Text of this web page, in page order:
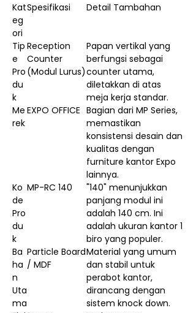
Kat
eg
ori
Spesifikasi Detail Tambahan
Tip
e
Pro
du
k
Reception
Counter
(Modul Lurus)
Papan vertikal yang
berfungsi sebagai
counter utama,
diletakkan di atas
meja kerja standar.
Me
rek
EXPO OFFICE Bagian dari MP Series,
memastikan
konsistensi desain dan
kualitas dengan
furniture kantor Expo
lainnya.
Ko
de
Pro
du
k
MP-RC 140
"140" menunjukkan
panjang modul ini
adalah 140 cm. Ini
adalah ukuran kantor 1
biro yang populer.
Ba
ha
n
Uta
ma
Particle Board
/ MDF
Material yang umum
dan stabil untuk
perabot kantor,
dirancang dengan
sistem knock down.